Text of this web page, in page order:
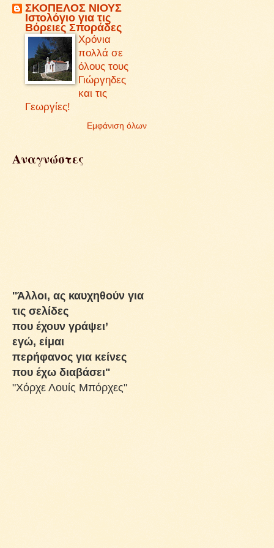
ΣΚΟΠΕΛΟΣ ΝΙΟΥΣ
Iστολόγιο για τις
Βόρειες Σποράδες
Χρόνια
πολλά σε
όλους τους
Γιώργηδες
και τις
Γεωργίες!
Εμφάνιση όλων
Αναγνώστες
''Άλλοι, ας καυχηθούν για
τις σελίδες
που έχουν γράψει’
εγώ, είμαι
περήφανος για κείνες
που έχω διαβάσει"
"Χόρχε Λουίς Μπόρχες"